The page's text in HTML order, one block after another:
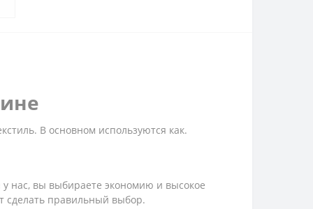
В основном используются как.
нас, вы выбираете экономию и высокое
сделать правильный выбор.